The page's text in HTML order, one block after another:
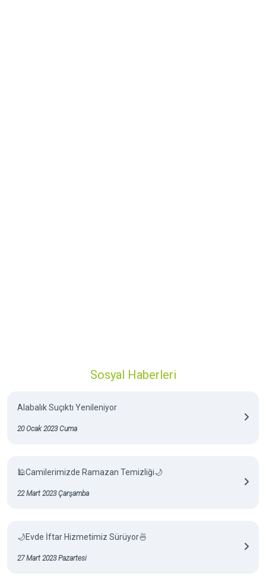
Sosyal Haberleri
Alabalık Suçıktı Yenileniyor
20 Ocak 2023 Cuma
🕌Camilerimizde Ramazan Temizliği🌙
22 Mart 2023 Çarşamba
🌙Evde İftar Hizmetimiz Sürüyor🍜
27 Mart 2023 Pazartesi